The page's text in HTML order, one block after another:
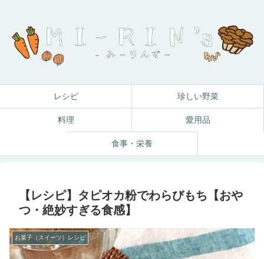
レシピ 珍しい野菜
料理 愛用品
食事・栄養
【レシピ】タピオカ粉でわらびもち【おや
つ・絶妙すぎる食感】
お菓子（スイーツ）レシピ